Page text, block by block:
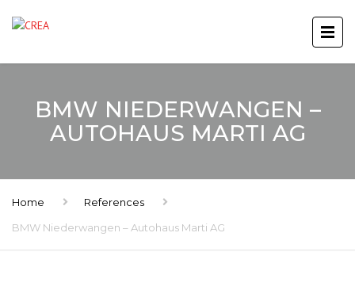
BMW NIEDERWANGEN –
AUTOHAUS MARTI AG
Home
References
BMW Niederwangen – Autohaus Marti AG